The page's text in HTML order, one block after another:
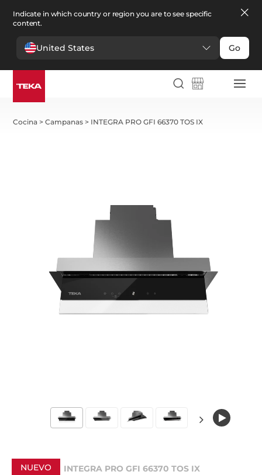
Indicate in which country or region you are to see specific
content.
United States Go
Cocina >Campanas > INTEGRA PRO GFI 66370 TOS IX
NUEVO INTEGRA PRO GFI 66370 TOS IX